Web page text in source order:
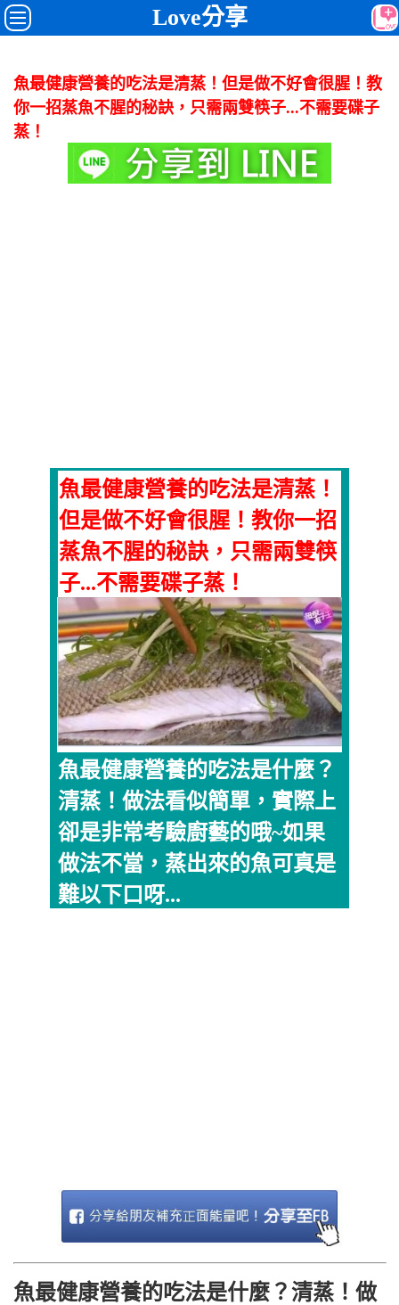
Love分享
魚最健康營養的吃法是清蒸！但是做不好會很腥！教
你一招蒸魚不腥的秘訣，只需兩雙筷子...不需要碟子
蒸！
魚最健康營養的吃法是清蒸！
但是做不好會很腥！教你一招
蒸魚不腥的秘訣，只需兩雙筷
子...不需要碟子蒸！
魚最健康營養的吃法是什麼？
清蒸！做法看似簡單，實際上
卻是非常考驗廚藝的哦~如果
做法不當，蒸出來的魚可真是
難以下口呀...
魚最健康營養的吃法是什麼？清蒸！做